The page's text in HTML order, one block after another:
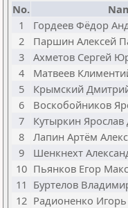
No.
1
Гордеев Фёдор
2
Паршин Алексей
3
Ахметов Сергей
4
Матвеев
5
Крымский
6
Воскобойников
7
Кутыркин
8
Лапин Артём
9
Шенкнехт
10 Пьянков Егор
11 Буртелов
12 Радионенко